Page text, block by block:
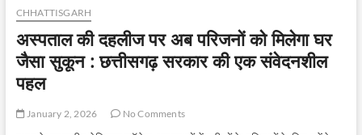
में
हेल्थ
केयर
कौशल
सत्य
CHHATTISGARH
अस्पताल की दहलीज पर अब परिजनों को मिलेगा घर
जैसा सुकून : छत्तीसगढ़ सरकार की एक संवेदनशील
पहल
January 2, 2026 No Comments